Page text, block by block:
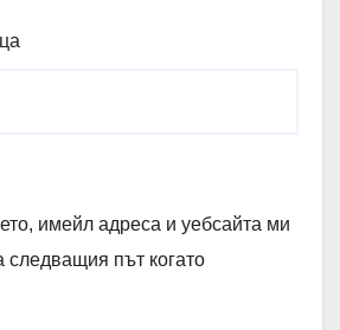
имейл адреса и уебсайта ми
следващия път когато